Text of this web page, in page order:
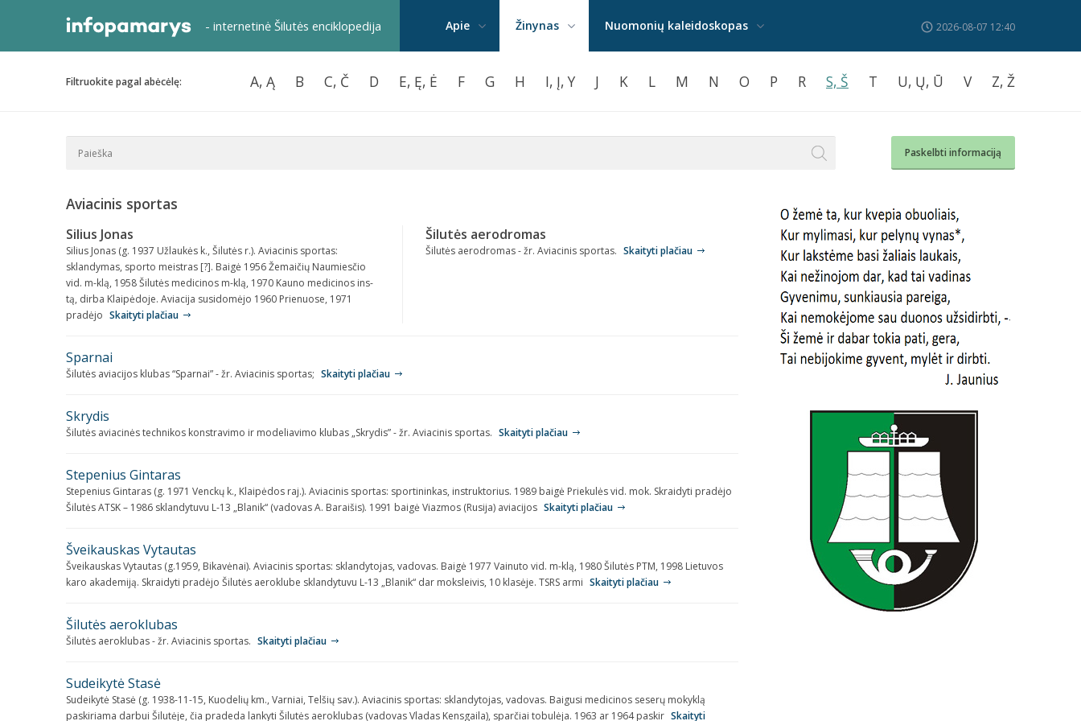
- internetinė Šilutės enciklopedija Apie Žinynas Nuomonių kaleidoskopas 2026-08-07 12:40
Filtruokite pagal abėcėlę: A, Ą B C, Č D E, Ę, Ė F G H I, Į, Y J K L M N O P R S, Š T U, Ų, Ū V Z, Ž
Paskelbti informaciją
Aviacinis sportas
Silius Jonas
Silius Jonas (g. 1937 Užlaukės k., Šilutės r.). Aviacinis sportas:
sklandymas, sporto meistras [?]. Baigė 1956 Žemaičių Naumiesčio
vid. m-klą, 1958 Šilutės medicinos m-klą, 1970 Kauno medicinos ins-
tą, dirba Klaipėdoje. Aviacija susidomėjo 1960 Prienuose, 1971
pradėjo Skaityti plačiau
Šilutės aerodromas
Šilutės aerodromas - žr. Aviacinis sportas. Skaityti plačiau
Sparnai
Šilutės aviacijos klubas “Sparnai” - žr. Aviacinis sportas; Skaityti plačiau
Skrydis
Šilutės aviacinės technikos konstravimo ir modeliavimo klubas „Skrydis” - žr. Aviacinis sportas. Skaityti plačiau
Stepenius Gintaras
Stepenius Gintaras (g. 1971 Venckų k., Klaipėdos raj.). Aviacinis sportas: sportininkas, instruktorius. 1989 baigė Priekulės vid. mok. Skraidyti pradėjo
Šilutės ATSK – 1986 sklandytuvu L-13 „Blanik“ (vadovas A. Baraišis). 1991 baigė Viazmos (Rusija) aviacijos Skaityti plačiau
Šveikauskas Vytautas
Šveikauskas Vytautas (g.1959, Bikavėnai). Aviacinis sportas: sklandytojas, vadovas. Baigė 1977 Vainuto vid. m-klą, 1980 Šilutės PTM, 1998 Lietuvos
karo akademiją. Skraidyti pradėjo Šilutės aeroklube sklandytuvu L-13 „Blanik“ dar moksleivis, 10 klasėje. TSRS armi Skaityti plačiau
Šilutės aeroklubas
Šilutės aeroklubas - žr. Aviacinis sportas. Skaityti plačiau
Sudeikytė Stasė
Sudeikytė Stasė (g. 1938-11-15, Kuodelių km., Varniai, Telšių sav.). Aviacinis sportas: sklandytojas, vadovas. Baigusi medicinos seserų mokyklą
paskiriama darbui Šilutėje, čia pradeda lankyti Šilutės aeroklubas (vadovas Vladas Kensgaila), sparčiai tobulėja. 1963 ar 1964 paskir Skaityti